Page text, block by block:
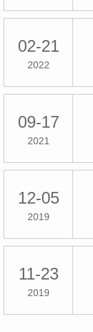
02-21
2022
09-17
2021
12-05
2019
11-23
2019